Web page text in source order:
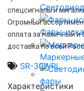
Фары-
спецсигналы и
Огромный
оплата за наличный и
доставка по всей
SR-30WRL
Характеристики